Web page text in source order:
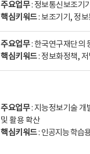
주요업무: 정보통신보조기
핵심키워드: 보조기기, 정보
주요업무: 한국연구재단의
핵심키워드: 정보화정책,
주요업무: 지능정보기술 개
및 활용 확산
핵심키워드: 인공지능 학습